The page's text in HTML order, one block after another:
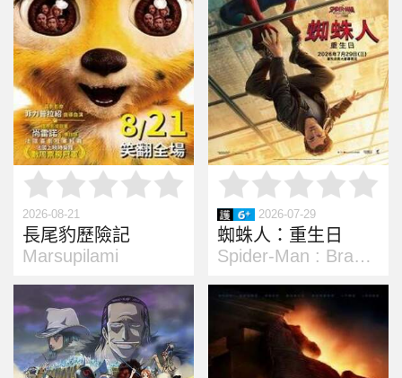
2026-08-21
長尾豹歷險記
Marsupilami
2026-07-29
蜘蛛人：重生日
Spider-Man : Brand New Day